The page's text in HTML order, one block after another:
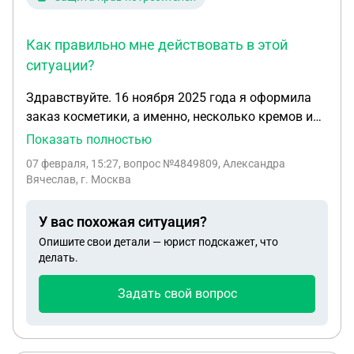
Как правильно мне действовать в этой
ситуации?
Здравствуйте. 16 ноября 2025 года я оформила
заказ косметики, а именно, несколько кремов и
мист. 24 ноября 2025 года товары были получены
вскрытии и использовании миста, были выявлены
консистенции и запаха от оригинального товара.
Оригинальным я пользовалась в странах, где эта
косметика ввозится без обхода санкций. В связи с
возникшими сомнениями мной была проведена
дополнительная проверка приобретенной
отсутствие батч-кодов на упаковке всех
Показать полностью
07 февраля, 15:27, вопрос №4849809, Александра
Вячеслав, г. Москва
У вас похожая ситуация?
Опишите свои детали — юрист подскажет, что
делать.
Задать свой вопрос